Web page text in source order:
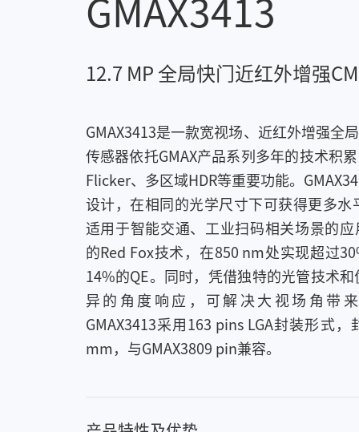
GMAX3413
12.7 MP 全局快门近红外增强
GMAX3413是一款宽视场、近红外增强全
传感器依托GMAX产品系列多年的技术积
Flicker、多区域HDR等重要功能。
设计，在相同的光学尺寸下可获得更多水
适用于智能交通、工业扫码相关场景的应
的Red Fox技术，在850 nm处实现超过
14%的QE。同时，凭借独特的光管技术
异的角度响应，可解决大视场角带
GMAX3413采用163 pins LGA封装形式
mm，与GMAX3809 pin兼容。